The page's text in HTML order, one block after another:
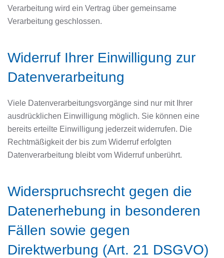
Verarbeitung wird ein Vertrag über gemeinsame
Verarbeitung geschlossen.
Widerruf Ihrer Einwilligung zur
Datenverarbeitung
Viele Datenverarbeitungsvorgänge sind nur mit Ihrer
ausdrücklichen Einwilligung möglich. Sie können eine
bereits erteilte Einwilligung jederzeit widerrufen. Die
Rechtmäßigkeit der bis zum Widerruf erfolgten
Datenverarbeitung bleibt vom Widerruf unberührt.
Widerspruchsrecht gegen die
Datenerhebung in besonderen
Fällen sowie gegen
Direktwerbung (Art. 21 DSGVO)